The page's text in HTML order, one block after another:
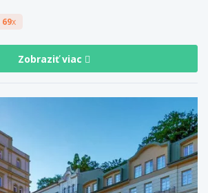
69x
Zobraziť viac